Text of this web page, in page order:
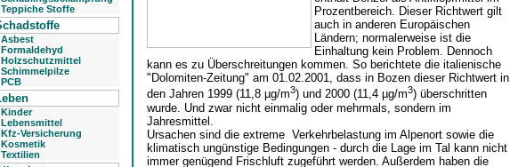
Teppiche Stoffe
Asbest
Formaldehyd
Holzschutzmittel
Schimmelpilze
PCB
Kinder
Lebensmittel
Kfz-Versicherung
Kosmetik
Textilien
Prozentbereich. Dieser Richtwert gilt
auch in anderen Europäischen
Ländern; normalerweise ist die
Einhaltung kein Problem. Dennoch
kann es zu Überschreitungen kommen. So berichtete die italienische
"Dolomiten-Zeitung" am 01.02.2001, dass in Bozen dieser Richtwert in
den Jahren 1999 (11,8 µg/m3) und 2000 (11,4 µg/m3) überschritten
wurde. Und zwar nicht einmalig oder mehrmals, sondern im
Jahresmittel.
Ursachen sind die extreme Verkehrbelastung im Alpenort sowie die
klimatisch ungünstige Bedingungen - durch die Lage im Tal kann nicht
immer genügend Frischluft zugeführt werden. Außerdem haben die